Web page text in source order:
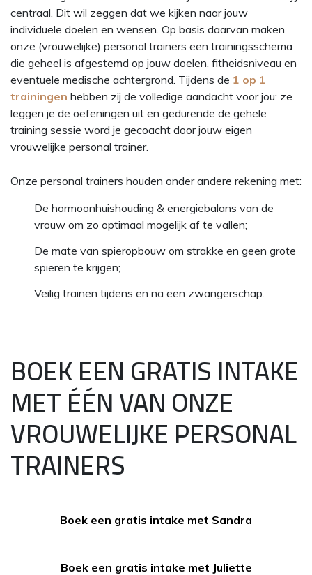
centraal. Dit wil zeggen dat we kijken naar jouw
individuele doelen en wensen. Op basis daarvan maken
onze (vrouwelijke) personal trainers een trainingsschema
die geheel is afgestemd op jouw doelen, fitheidsniveau en
eventuele medische achtergrond. Tijdens de 1 op 1
trainingen hebben zij de volledige aandacht voor jou: ze
leggen je de oefeningen uit en gedurende de gehele
training sessie word je gecoacht door jouw eigen
vrouwelijke personal trainer.
Onze personal trainers houden onder andere rekening met:
De hormoonhuishouding & energiebalans van de
vrouw om zo optimaal mogelijk af te vallen;
De mate van spieropbouw om strakke en geen grote
spieren te krijgen;
Veilig trainen tijdens en na een zwangerschap.
BOEK EEN GRATIS INTAKE
MET ÉÉN VAN ONZE
VROUWELIJKE PERSONAL
TRAINERS
Boek een gratis intake met Sandra
Boek een gratis intake met Juliette